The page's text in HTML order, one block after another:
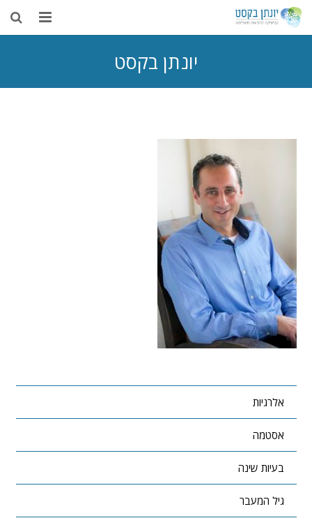
רפואה משלימה
צור קשר
יונתן בקסט
אלרגיות
אסטמה
בעיות שינה
גיל המעבר